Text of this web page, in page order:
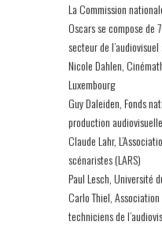
La Commission
Oscars se compose de
secteur de l’audiovisuel :
Nicole Dahlen,
Luxembourg
Guy Daleiden, Fonds
production audiovisuelle
Claude Lahr,
scénaristes (LARS)
Paul Lesch, Université
Carlo Thiel,
techniciens de